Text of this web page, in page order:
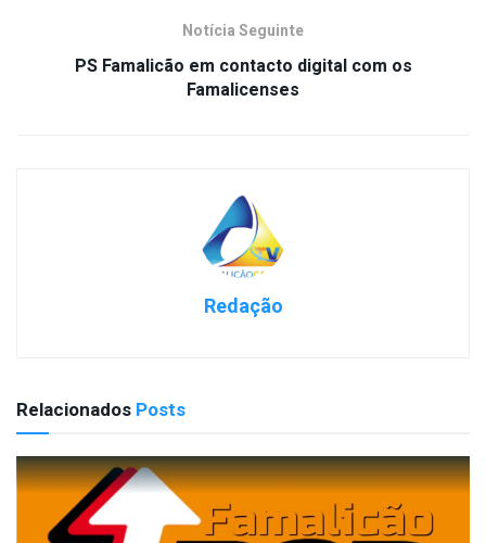
Notícia Seguinte
PS Famalicão em contacto digital com os
Famalicenses
Redação
Relacionados Posts